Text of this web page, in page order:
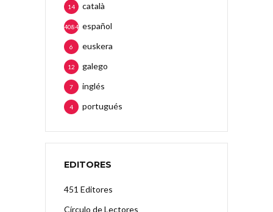
català
14
español
4084
euskera
6
galego
12
inglés
7
portugués
4
EDITORES
451 Editores
Círculo de Lectores